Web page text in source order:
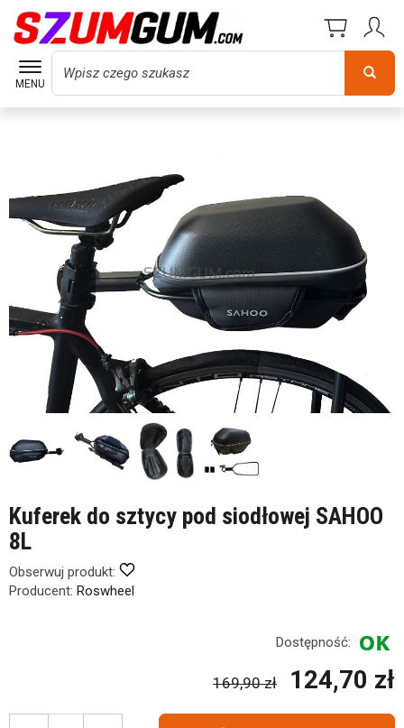
MENU
Wyszukaj
Kuferek do sztycy pod siodłowej SAHOO
8L
Obserwuj produkt:
Producent: Roswheel
Dostępność:
169,90 zł 124,70 zł